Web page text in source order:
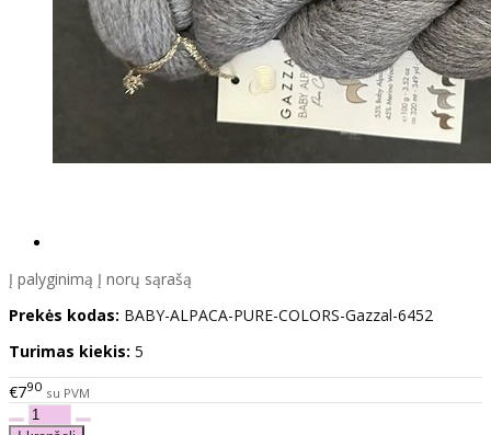
Į palyginimą Į norų sąrašą
Prekės kodas: BABY-ALPACA-PURE-COLORS-Gazzal-6452
Turimas kiekis: 5
€790 su PVM